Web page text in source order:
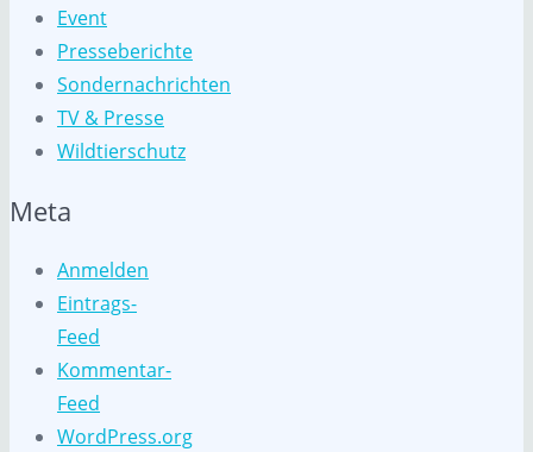
Event
Presseberichte
Sondernachrichten
TV & Presse
Wildtierschutz
Meta
Anmelden
Eintrags-
Feed
Kommentar-
Feed
WordPress.org